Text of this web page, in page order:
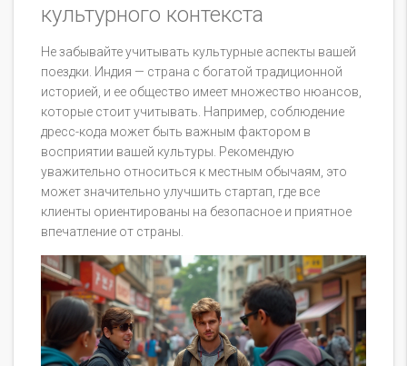
культурного контекста
Не забывайте учитывать культурные аспекты вашей
поездки. Индия — страна с богатой традиционной
историей, и ее общество имеет множество нюансов,
которые стоит учитывать. Например, соблюдение
дресс-кода может быть важным фактором в
восприятии вашей культуры. Рекомендую
уважительно относиться к местным обычаям, это
может значительно улучшить стартап, где все
клиенты ориентированы на безопасное и приятное
впечатление от страны.